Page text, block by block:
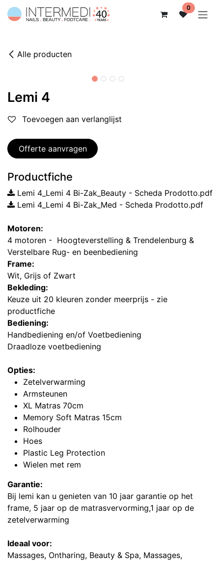
Overslaan naar inhoud 0
Alle producten
Lemi 4
Motoren:
4 motoren - Hoogteverstelling & Trendelenburg &
Verstelbare Rug- en beenbediening
Frame:
Wit, Grijs of Zwart
Bekleding:
Keuze uit 20 kleuren zonder meerprijs - zie
productfiche
Bediening:
Handbediening en/of Voetbediening
Draadloze voetbediening
Opties:
Zetelverwarming
Armsteunen
XL Matras 70cm
Memory Soft Matras 15cm
Rolhouder
Hoes
Plastic Leg Protection
Wielen met rem
Garantie:
Bij lemi kan u genieten van 10 jaar garantie op het
frame, 5 jaar op de matrasvervorming,1 jaar op de
zetelverwarming
Ideaal voor:
Massages, Ontharing, Beauty & Spa, Massages,
Toevoegen aan verlanglijst
Offerte aanvragen
Productfiche
Lemi 4_Lemi 4 Bi-Zak_Beauty - Scheda Prodotto.pdf
Lemi 4_Lemi 4 Bi-Zak_Med - Scheda Prodotto.pdf